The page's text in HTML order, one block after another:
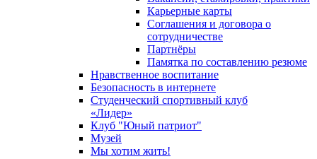
Карьерные карты
Соглашения и договора о
сотрудничестве
Партнёры
Памятка по составлению резюме
Нравственное воспитание
Безопасность в интернете
Студенческий спортивный клуб
«Лидер»
Клуб "Юный патриот"
Музей
Мы хотим жить!